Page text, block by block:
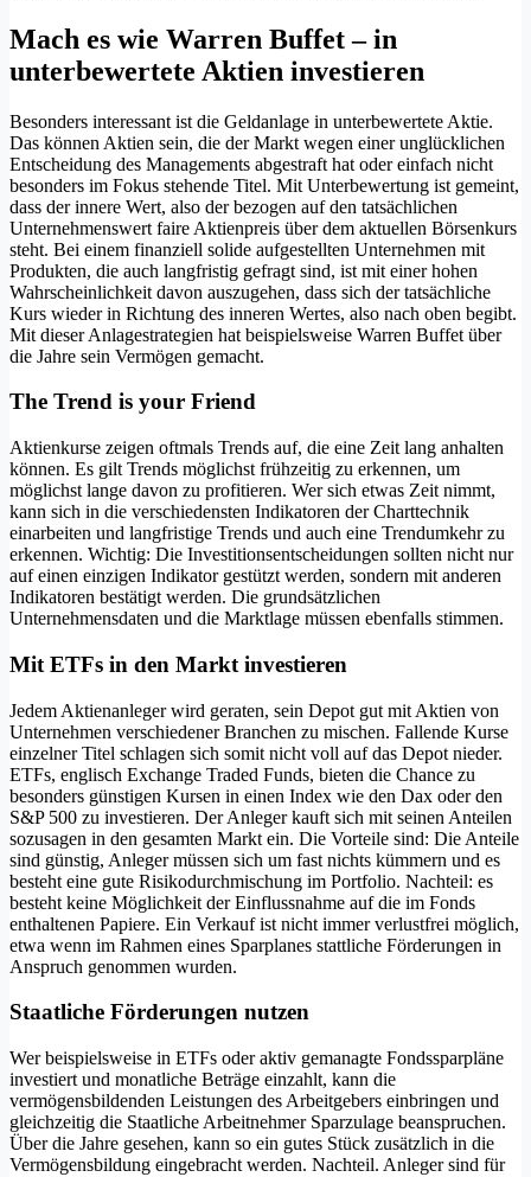
Mach es wie Warren Buffet – in
unterbewertete Aktien investieren
Besonders interessant ist die Geldanlage in unterbewertete Aktie.
Das können Aktien sein, die der Markt wegen einer unglücklichen
Entscheidung des Managements abgestraft hat oder einfach nicht
besonders im Fokus stehende Titel. Mit Unterbewertung ist gemeint,
dass der innere Wert, also der bezogen auf den tatsächlichen
Unternehmenswert faire Aktienpreis über dem aktuellen Börsenkurs
steht. Bei einem finanziell solide aufgestellten Unternehmen mit
Produkten, die auch langfristig gefragt sind, ist mit einer hohen
Wahrscheinlichkeit davon auszugehen, dass sich der tatsächliche
Kurs wieder in Richtung des inneren Wertes, also nach oben begibt.
Mit dieser Anlagestrategien hat beispielsweise Warren Buffet über
die Jahre sein Vermögen gemacht.
The Trend is your Friend
Aktienkurse zeigen oftmals Trends auf, die eine Zeit lang anhalten
können. Es gilt Trends möglichst frühzeitig zu erkennen, um
möglichst lange davon zu profitieren. Wer sich etwas Zeit nimmt,
kann sich in die verschiedensten Indikatoren der Charttechnik
einarbeiten und langfristige Trends und auch eine Trendumkehr zu
erkennen. Wichtig: Die Investitionsentscheidungen sollten nicht nur
auf einen einzigen Indikator gestützt werden, sondern mit anderen
Indikatoren bestätigt werden. Die grundsätzlichen
Unternehmensdaten und die Marktlage müssen ebenfalls stimmen.
Mit ETFs in den Markt investieren
Jedem Aktienanleger wird geraten, sein Depot gut mit Aktien von
Unternehmen verschiedener Branchen zu mischen. Fallende Kurse
einzelner Titel schlagen sich somit nicht voll auf das Depot nieder.
ETFs, englisch Exchange Traded Funds, bieten die Chance zu
besonders günstigen Kursen in einen Index wie den Dax oder den
S&P 500 zu investieren. Der Anleger kauft sich mit seinen Anteilen
sozusagen in den gesamten Markt ein. Die Vorteile sind: Die Anteile
sind günstig, Anleger müssen sich um fast nichts kümmern und es
besteht eine gute Risikodurchmischung im Portfolio. Nachteil: es
besteht keine Möglichkeit der Einflussnahme auf die im Fonds
enthaltenen Papiere. Ein Verkauf ist nicht immer verlustfrei möglich,
etwa wenn im Rahmen eines Sparplanes stattliche Förderungen in
Anspruch genommen wurden.
Staatliche Förderungen nutzen
Wer beispielsweise in ETFs oder aktiv gemanagte Fondssparpläne
investiert und monatliche Beträge einzahlt, kann die
vermögensbildenden Leistungen des Arbeitgebers einbringen und
gleichzeitig die Staatliche Arbeitnehmer Sparzulage beanspruchen.
Über die Jahre gesehen, kann so ein gutes Stück zusätzlich in die
Vermögensbildung eingebracht werden. Nachteil. Anleger sind für